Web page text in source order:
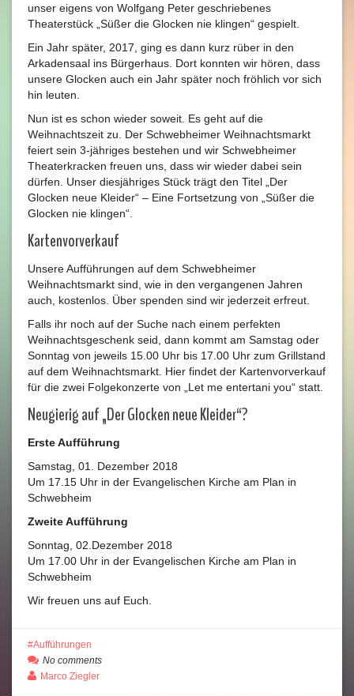
unser eigens von Wolfgang Peter geschriebenes
Theaterstück „Süßer die Glocken nie klingen“ gespielt.
Ein Jahr später, 2017, ging es dann kurz rüber in den
Arkadensaal ins Bürgerhaus. Dort konnten wir hören, dass
unsere Glocken auch ein Jahr später noch fröhlich vor sich
hin leuten.
Nun ist es schon wieder soweit. Es geht auf die
Weihnachtszeit zu. Der Schwebheimer Weihnachtsmarkt
feiert sein 3-jähriges bestehen und wir Schwebheimer
Theaterkracken freuen uns, dass wir wieder dabei sein
dürfen. Unser diesjähriges Stück trägt den Titel „Der
Glocken neue Kleider“ – Eine Fortsetzung von „Süßer die
Glocken nie klingen“.
Kartenvorverkauf
Unsere Aufführungen auf dem Schwebheimer
Weihnachtsmarkt sind, wie in den vergangenen Jahren
auch, kostenlos. Über spenden sind wir jederzeit erfreut.
Falls ihr noch auf der Suche nach einem perfekten
Weihnachtsgeschenk seid, dann kommt am Samstag oder
Sonntag von jeweils 15.00 Uhr bis 17.00 Uhr zum Grillstand
auf dem Weihnachtsmarkt. Hier findet der Kartenvorverkauf
für die zwei Folgekonzerte von „Let me entertani you“ statt.
Neugierig auf „Der Glocken neue Kleider“?
Erste Aufführung
Samstag, 01. Dezember 2018
Um 17.15 Uhr in der Evangelischen Kirche am Plan in
Schwebheim
Zweite Aufführung
Sonntag, 02.Dezember 2018
Um 17.00 Uhr in der Evangelischen Kirche am Plan in
Schwebheim
Wir freuen uns auf Euch.
Aufführungen
No comments
Marco Ziegler